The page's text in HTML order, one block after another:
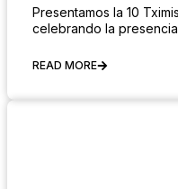
Presentamos la 10
celebrando la
READ MORE